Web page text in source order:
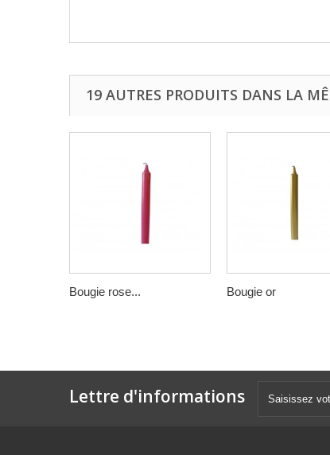
19 AUTRES PRODUITS DANS LA
Bougie rose... Bougie or
Lettre d'informations